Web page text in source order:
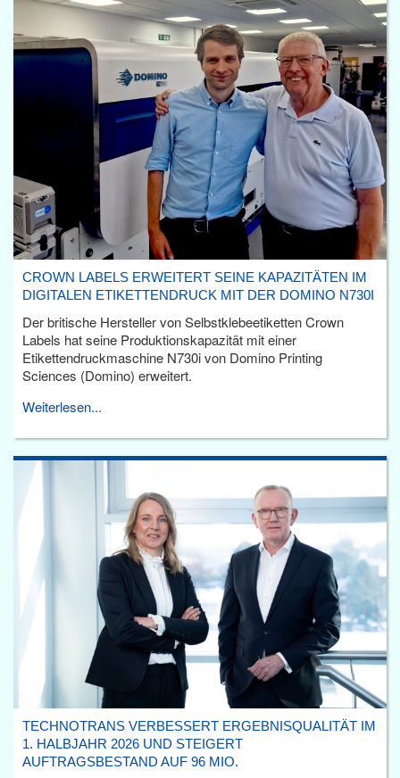
CROWN LABELS ERWEITERT SEINE KAPAZITÄTEN IM
DIGITALEN ETIKETTENDRUCK MIT DER DOMINO N730I
Der britische Hersteller von Selbstklebeetiketten Crown
Labels hat seine Produktionskapazität mit einer
Etikettendruckmaschine N730i von Domino Printing
Sciences (Domino) erweitert.
Weiterlesen...
TECHNOTRANS VERBESSERT ERGEBNISQUALITÄT IM
1. HALBJAHR 2026 UND STEIGERT
AUFTRAGSBESTAND AUF 96 MIO.